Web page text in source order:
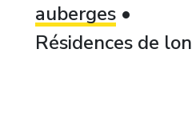
auberges
Résidences de